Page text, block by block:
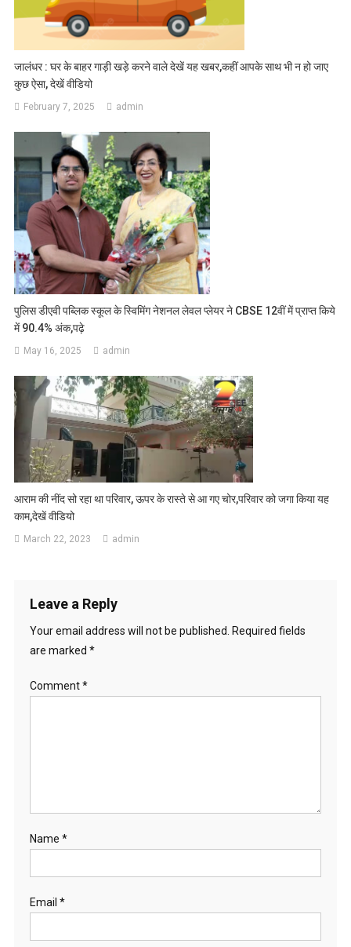
जालंधर : घर के बाहर गाड़ी खड़े करने वाले देखें यह खबर,कहीं आपके साथ भी न हो जाए
कुछ ऐसा, देखें वीडियो
February 7, 2025 admin
पुलिस डीएवी पब्लिक स्कूल के स्विमिंग नेशनल लेवल प्लेयर ने CBSE 12वीं में प्राप्त किये
में 90.4% अंक,पढ़े
May 16, 2025 admin
आराम की नींद सो रहा था परिवार, ऊपर के रास्ते से आ गए चोर,परिवार को जगा किया यह
काम,देखें वीडियो
March 22, 2023 admin
Leave a Reply
Your email address will not be published. Required fields
are marked *
Comment*
Name *
Email *